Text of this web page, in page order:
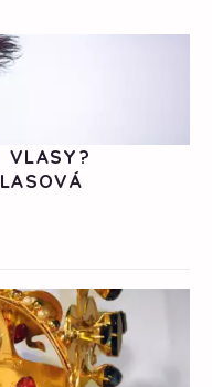
VLASY?